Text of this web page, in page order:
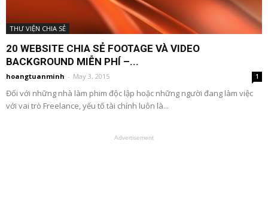
THƯ VIỆN CHIA SẺ
20 WEBSITE CHIA SẺ FOOTAGE VÀ VIDEO
BACKGROUND MIỄN PHÍ –...
hoangtuanminh - May 3, 2015 1
Đối với những nhà làm phim độc lập hoặc những người đang làm việc
với vai trò Freelance, yếu tố tài chính luôn là...
Advertisement